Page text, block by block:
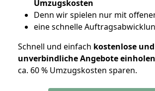
Umzugskosten
Denn wir spielen nur mit
eine schnelle
Schnell und einfach kostenlose und
unverbindliche Angebote einholen
ca. 60 % Umzugskosten sparen.